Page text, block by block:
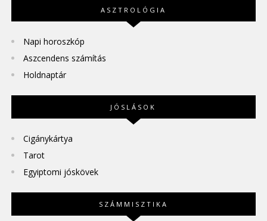
ASZTROLÓGIA
Napi horoszkóp
Aszcendens számítás
Holdnaptár
JÓSLÁSOK
Cigánykártya
Tarot
Egyiptomi jóskövek
SZÁMMISZTIKA